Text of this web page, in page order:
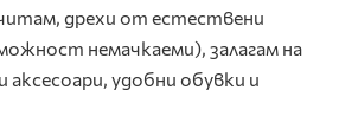
дрехи от естествени
немачкаеми), залагам на
аксесоари, удобни обувки и